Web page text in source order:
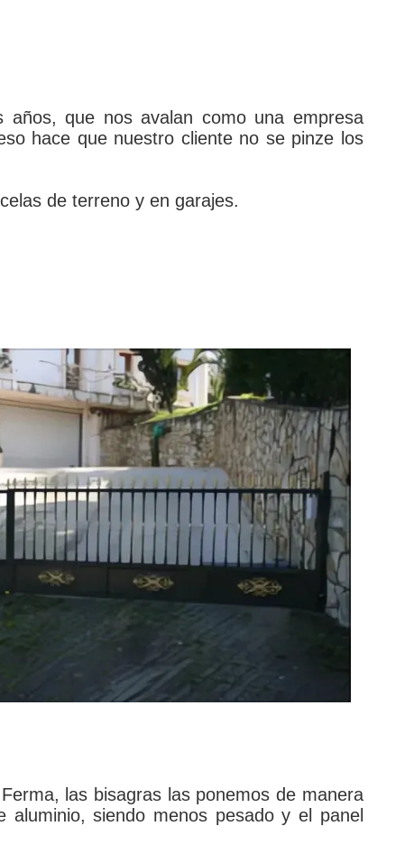
años, que nos avalan como una empresa
hace que nuestro cliente no se pinze los
de terreno y en garajes.
las bisagras las ponemos de manera
siendo menos pesado y el panel